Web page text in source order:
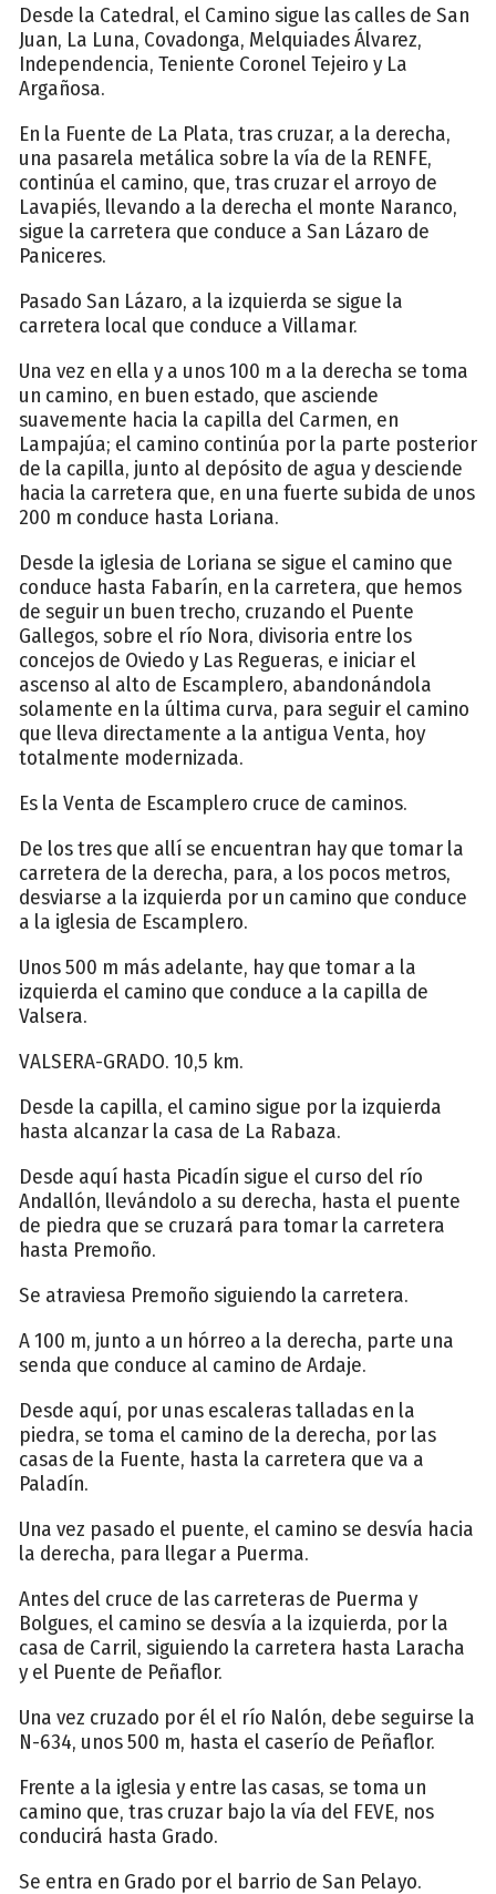
Desde la Catedral, el Camino sigue las calles de San
Juan, La Luna, Covadonga, Melquiades Álvarez,
Independencia, Teniente Coronel Tejeiro y La
Argañosa.
En la Fuente de La Plata, tras cruzar, a la derecha,
una pasarela metálica sobre la vía de la RENFE,
continúa el camino, que, tras cruzar el arroyo de
Lavapiés, llevando a la derecha el monte Naranco,
sigue la carretera que conduce a San Lázaro de
Paniceres.
Pasado San Lázaro, a la izquierda se sigue la
carretera local que conduce a Villamar.
Una vez en ella y a unos 100 m a la derecha se toma
un camino, en buen estado, que asciende
suavemente hacia la capilla del Carmen, en
Lampajúa; el camino continúa por la parte posterior
de la capilla, junto al depósito de agua y desciende
hacia la carretera que, en una fuerte subida de unos
200 m conduce hasta Loriana.
Desde la iglesia de Loriana se sigue el camino que
conduce hasta Fabarín, en la carretera, que hemos
de seguir un buen trecho, cruzando el Puente
Gallegos, sobre el río Nora, divisoria entre los
concejos de Oviedo y Las Regueras, e iniciar el
ascenso al alto de Escamplero, abandonándola
solamente en la última curva, para seguir el camino
que lleva directamente a la antigua Venta, hoy
totalmente modernizada.
Es la Venta de Escamplero cruce de caminos.
De los tres que allí se encuentran hay que tomar la
carretera de la derecha, para, a los pocos metros,
desviarse a la izquierda por un camino que conduce
a la iglesia de Escamplero.
Unos 500 m más adelante, hay que tomar a la
izquierda el camino que conduce a la capilla de
Valsera.
VALSERA-GRADO. 10,5 km.
Desde la capilla, el camino sigue por la izquierda
hasta alcanzar la casa de La Rabaza.
Desde aquí hasta Picadín sigue el curso del río
Andallón, llevándolo a su derecha, hasta el puente
de piedra que se cruzará para tomar la carretera
hasta Premoño.
Se atraviesa Premoño siguiendo la carretera.
A 100 m, junto a un hórreo a la derecha, parte una
senda que conduce al camino de Ardaje.
Desde aquí, por unas escaleras talladas en la
piedra, se toma el camino de la derecha, por las
casas de la Fuente, hasta la carretera que va a
Paladín.
Una vez pasado el puente, el camino se desvía hacia
la derecha, para llegar a Puerma.
Antes del cruce de las carreteras de Puerma y
Bolgues, el camino se desvía a la izquierda, por la
casa de Carril, siguiendo la carretera hasta Laracha
y el Puente de Peñaflor.
Una vez cruzado por él el río Nalón, debe seguirse la
N-634, unos 500 m, hasta el caserío de Peñaflor.
Frente a la iglesia y entre las casas, se toma un
camino que, tras cruzar bajo la vía del FEVE, nos
conducirá hasta Grado.
Se entra en Grado por el barrio de San Pelayo.